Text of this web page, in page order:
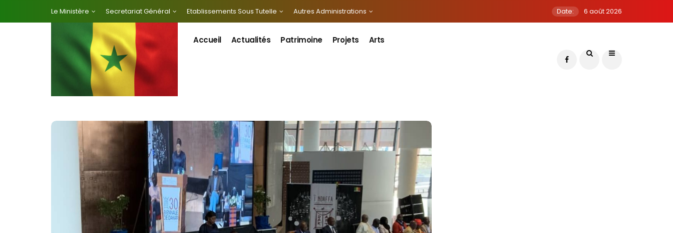
Le Ministère Secretariat Général Etablissements Sous Tutelle Autres Administrations Date: 6 août 2026
Accueil Actualités Patrimoine Projets Arts